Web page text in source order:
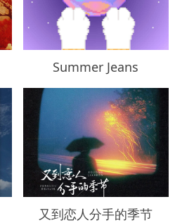
Summer Jeans
又到恋人分手的季节